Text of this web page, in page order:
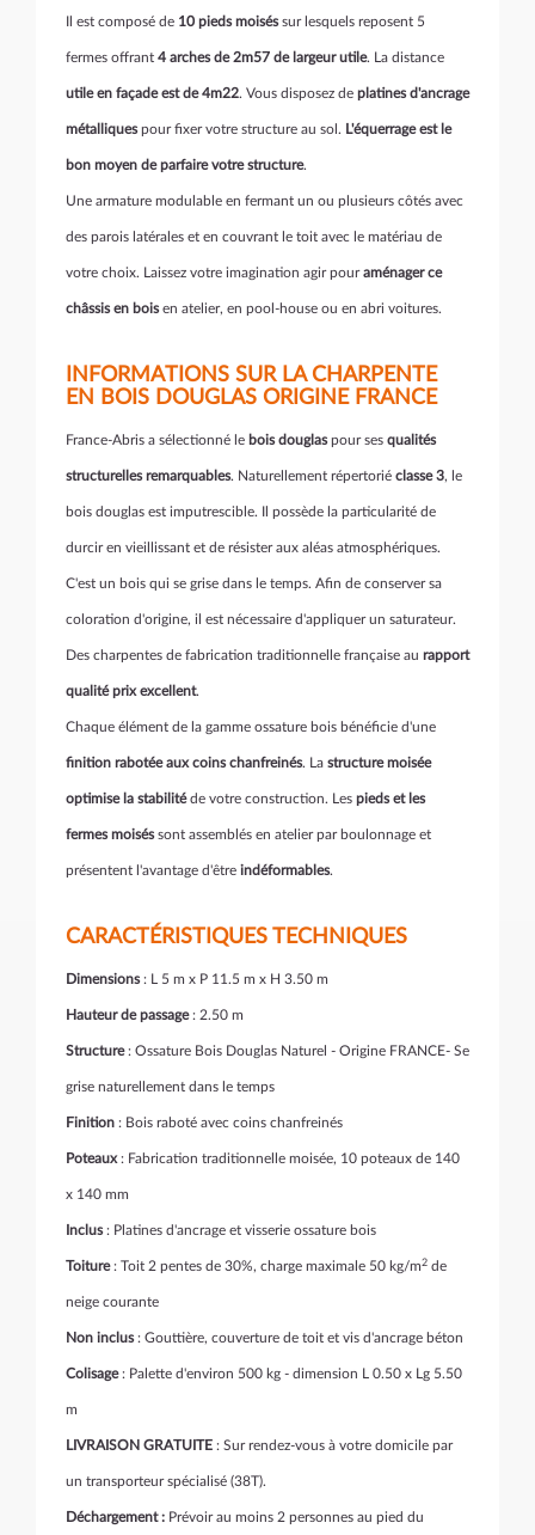
Il est composé de 10 pieds moiséssur lesquels reposent 5
fermes offrant 4 arches de 2m57 de largeur utile. La distance
utile en façade est de 4m22. Vous disposez de platines d'ancrage
métalliquespour fixer votre structure au sol. L'équerrage est le
bon moyen de parfaire votre structure.
Une armature modulable en fermant un ou plusieurs côtés avec
des parois latérales et en couvrant le toit avec le matériau de
votre choix. Laissez votre imagination agir pouraménager ce
châssis en boisen atelier, en pool-house ou en abri voitures.
INFORMATIONS SUR LA CHARPENTE
EN BOIS DOUGLAS ORIGINE FRANCE
France-Abris a sélectionné le bois douglaspour ses qualités
structurelles remarquables. Naturellement répertorié classe 3, le
bois douglas est imputrescible. Il possède la particularité de
durcir en vieillissant et de résister aux aléas atmosphériques.
C'est un bois qui se grise dans le temps. Afin de conserver sa
coloration d'origine, il est nécessaire d'appliquer un saturateur.
Des charpentes de fabrication traditionnelle française au rapport
qualité prix excellent.
Chaque élément de la gamme ossature bois bénéficie d'une
finition rabotée aux coins chanfreinés. La structure moisée
optimise la stabilitéde votre construction. Les pieds et les
fermes moiséssont assemblés en atelier par boulonnage et
présentent l'avantage d'être indéformables.
CARACTÉRISTIQUES TECHNIQUES
Dimensions: L 5 m x P 11.5 m x H 3.50 m
Hauteur de passage: 2.50 m
Structure: Ossature Bois Douglas Naturel - Origine FRANCE- Se
grise naturellement dans le temps
Finition : Bois raboté avec coins chanfreinés
Poteaux: Fabrication traditionnelle moisée, 10 poteaux de 140
x 140 mm
Inclus: Platines d'ancrage et visserie ossature bois
Toiture: Toit 2 pentes de 30%, charge maximale 50 kg/m2 de
neige courante
Non inclus: Gouttière, couverture de toit et vis d'ancrage béton
Colisage: Palette d'environ 500 kg - dimension L 0.50 x Lg 5.50
m
LIVRAISON GRATUITE : Sur rendez-vous à votre domicile par
un transporteur spécialisé (38T).
Déchargement : Prévoir au moins 2 personnes au pied du